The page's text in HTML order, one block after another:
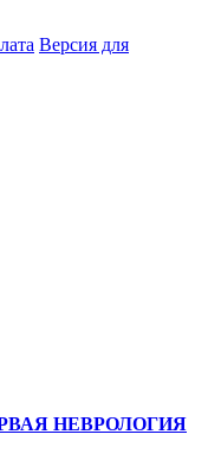
Версия для
НЕВРОЛОГИЯ